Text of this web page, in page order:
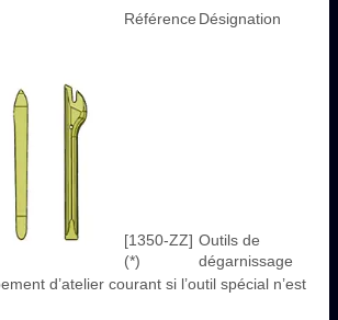
Référence Désignation
[1350-ZZ]
(*)
Outils de
dégarnissage
d’atelier courant si l’outil spécial n’est